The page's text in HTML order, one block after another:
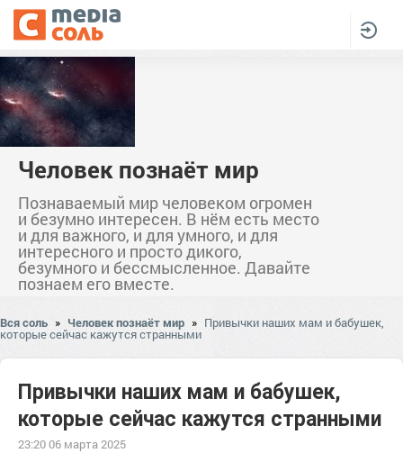
Человек познаёт мир
Познаваемый мир человеком огромен
и безумно интересен. В нём есть место
и для важного, и для умного, и для
интересного и просто дикого,
безумного и бессмысленное. Давайте
познаем его вместе.
Вся соль » Человек познаёт мир » Привычки наших мам и бабушек,
которые сейчас кажутся странными
Привычки наших мам и бабушек,
которые сейчас кажутся странными
23:20 06 марта 2025